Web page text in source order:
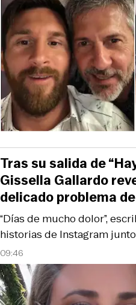
09:46
“Días de mucho dolor”,
historias de Instagram
Tras su salida de
Gissella Gallardo
delicado problema